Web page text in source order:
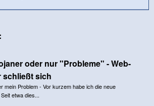
oder nur "Probleme" - Web-
schließt sich
mein Problem - Vor kurzem habe ich die neue
etwa dies...